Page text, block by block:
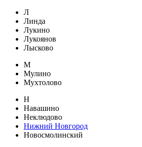
Л
Линда
Лукино
Лукоянов
Лысково
М
Мулино
Мухтолово
Н
Навашино
Неклюдово
Нижний Новгород
Новосмолинский